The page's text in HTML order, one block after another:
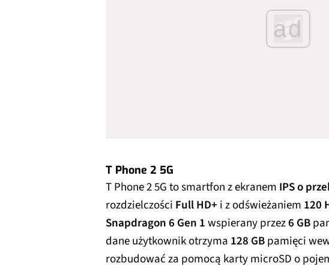
ad
T Phone 2 5G
T Phone 2 5G to smartfon z ekranem IPS o
rozdzielczości Full HD+i z odświeżaniem 120
Snapdragon 6 Gen 1wspierany przez6 GB
dane użytkownik otrzyma 128 GBpamięci
rozbudować za pomocą karty microSD o